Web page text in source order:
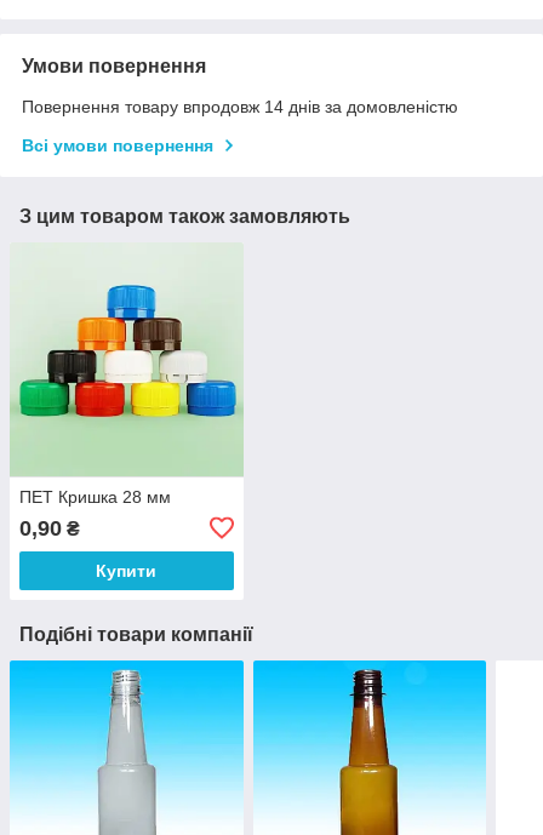
Умови повернення
Повернення товару впродовж 14 днів за домовленістю
Всі умови повернення
З цим товаром також замовляють
ПЕТ Кришка 28 мм
0,90 ₴
Купити
Подібні товари компанії